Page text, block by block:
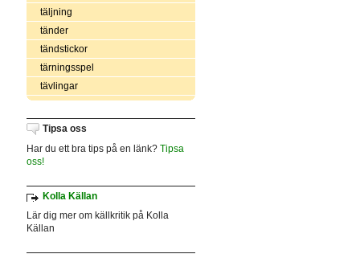
täljning
tänder
tändstickor
tärningsspel
tävlingar
Tipsa oss
Har du ett bra tips på en länk? Tipsa
oss!
Kolla Källan
Lär dig mer om källkritik på Kolla
Källan